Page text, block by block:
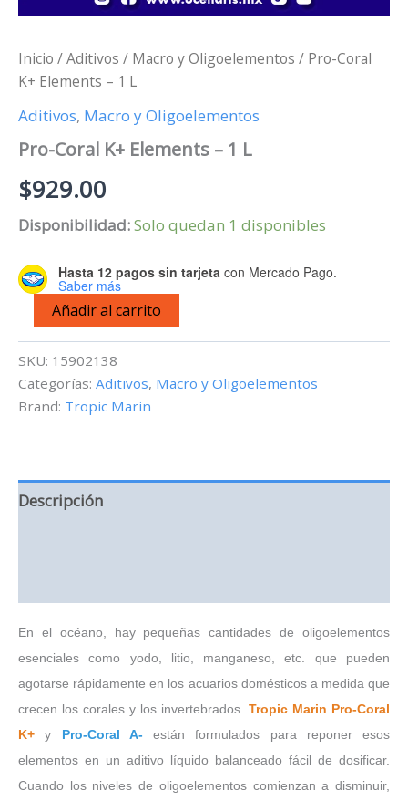
Inicio /Aditivos / Macro y Oligoelementos / Pro-Coral
K+ Elements – 1 L
Aditivos, Macro y Oligoelementos
Pro-Coral K+ Elements – 1 L
$929.00
Disponibilidad:Solo quedan 1 disponibles
Hasta 12 pagos sin tarjeta con Mercado Pago.
Saber más
K+
Elements
1
L
Añadir al carrito
SKU: 15902138
Categorías: Aditivos, Macro y Oligoelementos
Brand: Tropic Marin
Descripción
En el océano, hay pequeñas cantidades de oligoelementos
esenciales como yodo, litio, manganeso, etc. que pueden
agotarse rápidamente en los acuarios domésticos a medida que
crecen los corales y los invertebrados. Tropic Marin Pro-Coral
K+
y Pro-Coral A- están formulados para reponer esos
elementos en un aditivo líquido balanceado fácil de dosificar.
Cuando los niveles de oligoelementos comienzan a disminuir,